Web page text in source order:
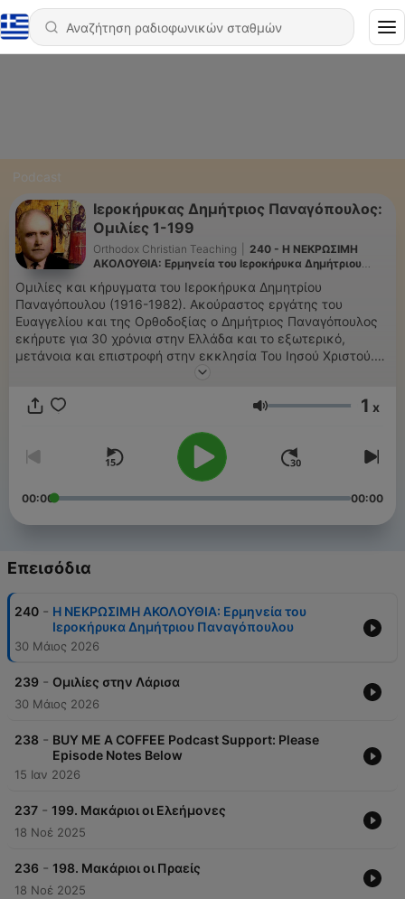
Podcast
Ιεροκήρυκας Δημήτριος Παναγόπουλος:
Ομιλίες 1-199
Orthodox Christian Teaching
240 - H ΝΕΚΡΩΣΙΜΗ
ΑΚΟΛΟΥΘΙΑ: Ερμηνεία του Iεροκήρυκα Δημήτριου
Ομιλίες και κήρυγματα του Ιεροκήρυκα Δημητρίου
Παναγόπουλου (1916-1982). Ακούραστος εργάτης του
Eυαγγελίου και της Ορθοδοξίας ο Δημήτριος Παναγόπουλος
εκήρυτε για 30 χρόνια στην Ελλάδα και το εξωτερικό,
μετάνοια και επιστροφή στην εκκλησία Του Ιησού Χριστού.
Εδώ παραθέτουμε το αρχείο των ομιλιών του μακαριστού
σπουδαίο χάρισμα του λόγου και κυρίως την πλουσιότατη
καθοδηγούσε, βοήθησε πλήθος ανθρώπων να βρούν και να
ακολουθή την οδόν της σωτηρίας. English Search: Preacher
Ένταση 1 x
00:00 00:00
Επεισόδια
240 - H ΝΕΚΡΩΣΙΜΗ ΑΚΟΛΟΥΘΙΑ: Ερμηνεία του
Iεροκήρυκα Δημήτριου Παναγόπουλου
30 Μάιος 2026
239 - Ομιλίες στην Λάρισα
30 Μάιος 2026
238 - BUY ME A COFFEE Podcast Support: Please
Episode Notes Below
15 Ιαν 2026
237 - 199. Μακάριοι οι Ελεήμονες
18 Νοέ 2025
236 - 198. Μακάριοι οι Πραείς
18 Νοέ 2025